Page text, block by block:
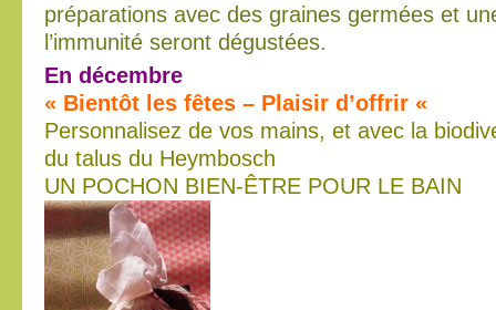
préparations avec des graines germées et
l’immunité seront dégustées.
En décembre
« Bientôt les fêtes – Plaisir d’offrir «
Personnalisez de vos mains, et avec la
du talus du Heymbosch
UN POCHON BIEN-ÊTRE POUR LE BAIN